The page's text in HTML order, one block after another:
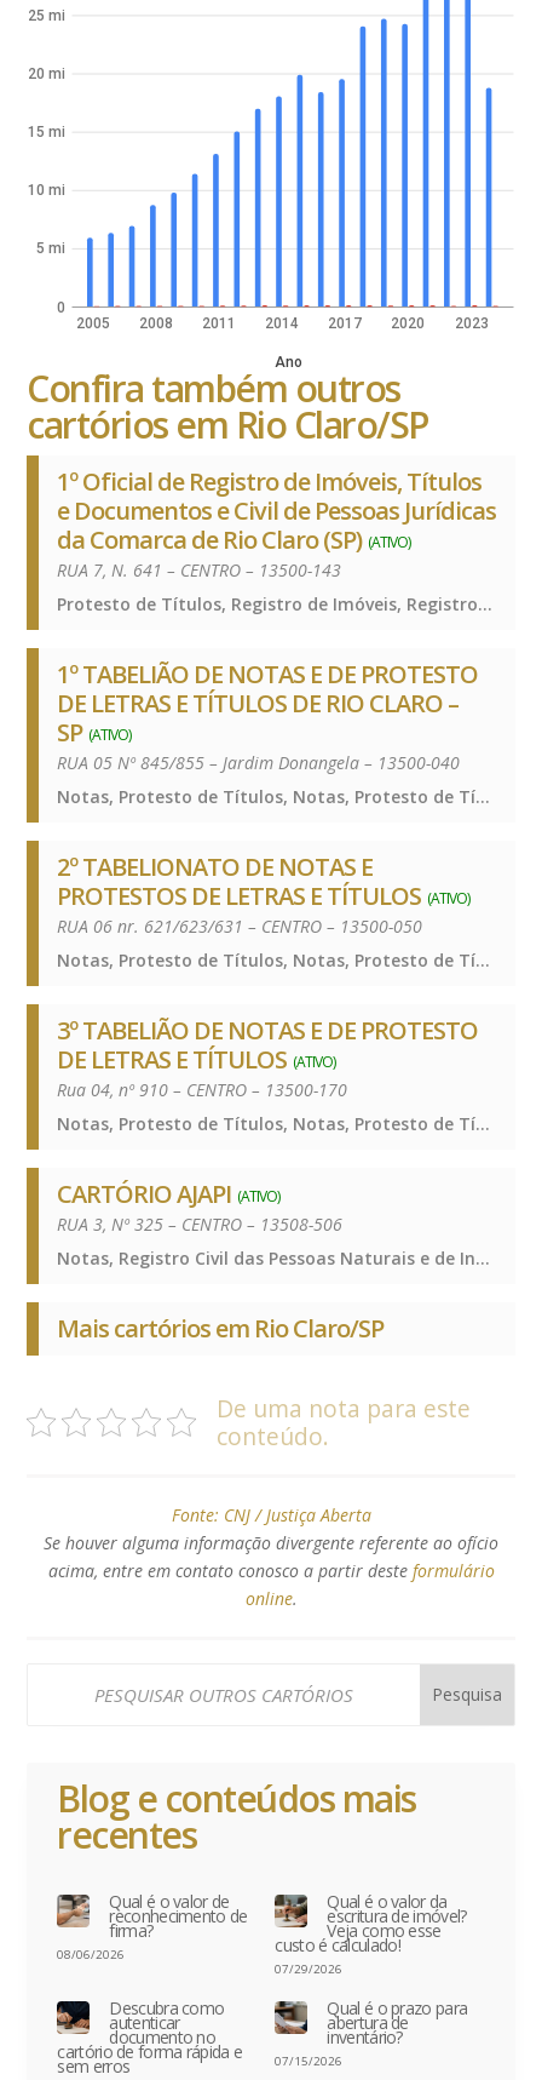
2005 2008 2011 2014 2017 2020 2023
Ano
0
5 mi
10 mi
15 mi
20 mi
25 mi
Confira também outros
cartórios em Rio Claro/SP
1º Oficial de Registro de Imóveis, Títulos
e Documentos e Civil de Pessoas Jurídicas
da Comarca de Rio Claro (SP) (ATIVO)
RUA 7, N. 641 – CENTRO – 13500-143
Protesto de Títulos, Registro de Imóveis, Registro de Títulos e Documentos e Civis das Pessoas Jurídicas, Protesto de Títulos, Registro de Imóveis, Registro de Títulos e Documentos e Civis das Pessoas Jurídicas, Protesto de Títulos, Registro de Imóveis, Registro de Títulos e Documentos e Civis das Pessoas Jurídicas
1º TABELIÃO DE NOTAS E DE PROTESTO
DE LETRAS E TÍTULOS DE RIO CLARO –
SP (ATIVO)
RUA 05 Nº 845/855 – Jardim Donangela – 13500-040
Notas, Protesto de Títulos, Notas, Protesto de Títulos, Notas, Protesto de Títulos
2º TABELIONATO DE NOTAS E
PROTESTOS DE LETRAS E TÍTULOS (ATIVO)
RUA 06 nr. 621/623/631 – CENTRO – 13500-050
Notas, Protesto de Títulos, Notas, Protesto de Títulos, Notas, Protesto de Títulos
3º TABELIÃO DE NOTAS E DE PROTESTO
DE LETRAS E TÍTULOS (ATIVO)
Rua 04, nº 910 – CENTRO – 13500-170
Notas, Protesto de Títulos, Notas, Protesto de Títulos, Notas, Protesto de Títulos
CARTÓRIO AJAPI (ATIVO)
RUA 3, Nº 325 – CENTRO – 13508-506
Notas, Registro Civil das Pessoas Naturais e de Interdições e Tutelas, Notas, Registro Civil das Pessoas Naturais e de Interdições e Tutelas, Notas, Registro Civil das Pessoas Naturais e de Interdições e Tutelas
Mais cartórios em Rio Claro/SP
De uma nota para este
conteúdo.
Fonte: CNJ / Justiça Aberta
Se houver alguma informação divergente referente ao ofício
acima, entre em contato conosco a partir deste formulário
online.
Blog e conteúdos mais
recentes
Qual é o valor de
reconhecimento de
firma?
08/06/2026
Qual é o valor da
escritura de imóvel?
Veja como esse
custo é calculado!
07/29/2026
Descubra como
autenticar
documento no
cartório de forma rápida e
sem erros
Qual é o prazo para
abertura de
inventário?
07/15/2026